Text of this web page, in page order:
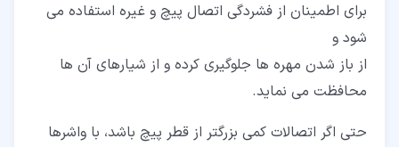
برای اطمینان از فشردگی اتصال پیچ و غیره استفاده می
شود و
از باز شدن مهره ها جلوگیری کرده و از شیارهای آن ها
محافظت می نماید.
حتی اگر اتصالات کمی بزرگتر از قطر پیچ باشد، با واشرها